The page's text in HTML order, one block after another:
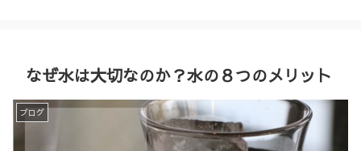
なぜ水は大切なのか？水の８つのメリット
ブログ